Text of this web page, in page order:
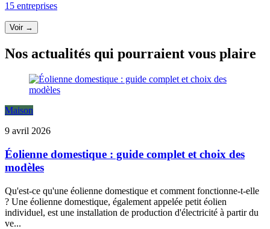
15 entreprises
Voir →
Nos actualités qui pourraient vous plaire
Maison
9 avril 2026
Éolienne domestique : guide complet et choix des
modèles
Qu'est-ce qu'une éolienne domestique et comment fonctionne-t-elle
? Une éolienne domestique, également appelée petit éolien
individuel, est une installation de production d'électricité à partir du
ve...